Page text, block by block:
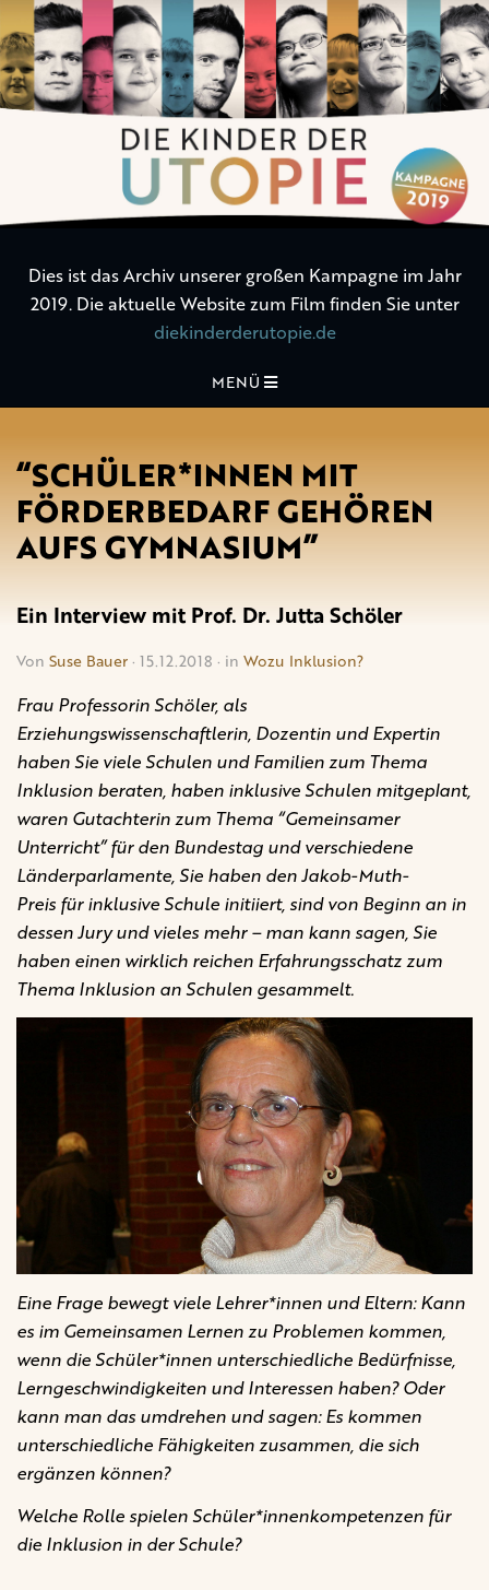
Die
Kinder
der
Dies ist das Archiv unserer großen Kampagne im Jahr
2019. Die aktuelle Website zum Film finden Sie unter
diekinderderutopie.de
MENÜ
“SCHÜLER*INNEN MIT
FÖRDERBEDARF GEHÖREN
AUFS GYMNASIUM”
Ein Interview mit Prof. Dr. Jutta Schöler
Von Suse Bauer· 15.12.2018 · in Wozu Inklusion?
Frau Professorin Schöler, als
Erziehungswissenschaftlerin, Dozentin und Expertin
haben Sie viele Schulen und Familien zum Thema
Inklusion beraten, haben inklusive Schulen mitgeplant,
waren Gutachterin zum Thema “Gemeinsamer
Unterricht” für den Bundestag und verschiedene
Länderparlamente, Sie haben den Jakob-Muth-
Preis für inklusive Schule initiiert, sind von Beginn an in
dessen Jury und vieles mehr – man kann sagen, Sie
haben einen wirklich reichen Erfahrungsschatz zum
Thema Inklusion an Schulen gesammelt.
Eine Frage bewegt viele Lehrer*innen und Eltern: Kann
es im Gemeinsamen Lernen zu Problemen kommen,
wenn die Schüler*innen unterschiedliche Bedürfnisse,
Lerngeschwindigkeiten und Interessen haben? Oder
kann man das umdrehen und sagen: Es kommen
unterschiedliche Fähigkeiten zusammen, die sich
ergänzen können?
Welche Rolle spielen Schüler*innenkompetenzen für
die Inklusion in der Schule?